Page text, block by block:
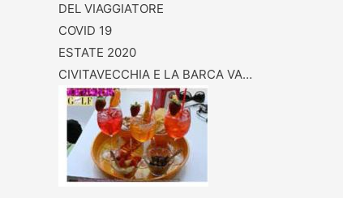
DEL VIAGGIATORE
COVID 19
ESTATE 2020
CIVITAVECCHIA E LA BARCA VA…